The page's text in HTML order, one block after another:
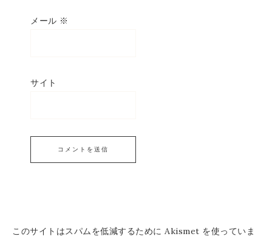
メール ※
サイト
このサイトはスパムを低減するために Akismet を使っていま